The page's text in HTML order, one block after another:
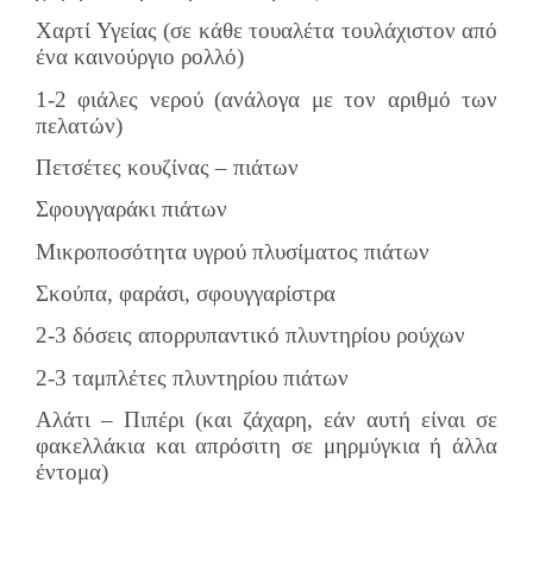
Χαρτί Υγείας (σε κάθε τουαλέτα τουλάχιστον από
ένα καινούργιο ρολλό)
1-2 φιάλες νερού (ανάλογα με τον αριθμό των
πελατών)
Πετσέτες κουζίνας – πιάτων
Σφουγγαράκι πιάτων
Μικροποσότητα υγρού πλυσίματος πιάτων
Σκούπα, φαράσι, σφουγγαρίστρα
2-3 δόσεις απορρυπαντικό πλυντηρίου ρούχων
2-3 ταμπλέτες πλυντηρίου πιάτων
Αλάτι – Πιπέρι (και ζάχαρη, εάν αυτή είναι σε
φακελλάκια και απρόσιτη σε μηρμύγκια ή άλλα
έντομα)